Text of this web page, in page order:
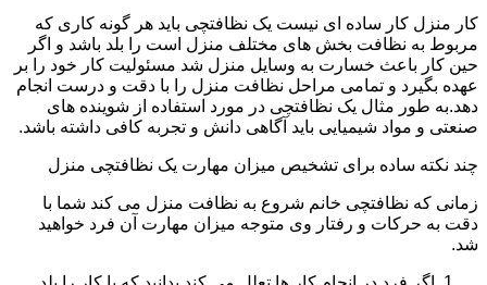
کار منزل کار ساده ای نیست یک نظافتچی باید هر گونه کاری که
مربوط به نظافت بخش های مختلف منزل است را بلد باشد و اگر
حین کار باعث خسارت به وسایل منزل شد مسئولیت کار خود را بر
عهده بگیرد و تمامی مراحل نظافت منزل را با دقت و درست انجام
دهد.به طور مثال یک نظافتچی در مورد استفاده از شوینده های
صنعتی و مواد شیمیایی باید آگاهی دانش و تجربه کافی داشته باشد.
چند نکته ساده برای تشخیص میزان مهارت یک نظافتچی منزل
زمانی که نظافتچی خانم شروع به نظافت منزل می کند شما با
دقت به حرکات و رفتار وی متوجه میزان مهارت آن فرد خواهید
شد.